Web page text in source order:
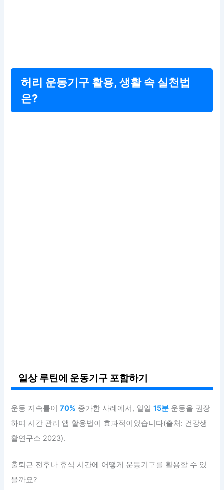
허리 운동기구 활용, 생활 속 실천법
은?
일상 루틴에 운동기구 포함하기
운동 지속률이70% 증가한 사례에서, 일일15분 운동을 권장
하며 시간 관리 앱 활용법이 효과적이었습니다(출처: 건강생
활연구소 2023).
출퇴근 전후나 휴식 시간에 어떻게 운동기구를 활용할 수 있
을까요?